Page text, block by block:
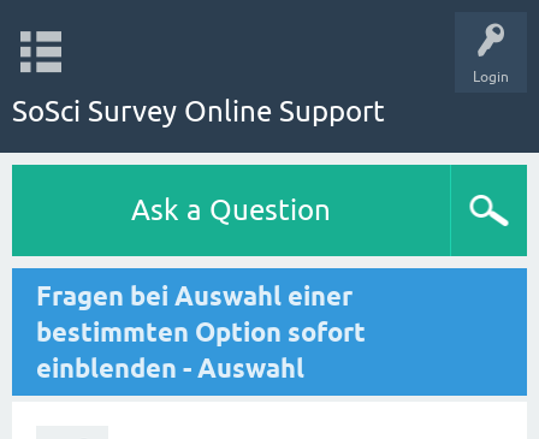
Login
SoSci Survey Online Support
Ask a Question
Fragen bei Auswahl einer
bestimmten Option sofort
einblenden - Auswahl